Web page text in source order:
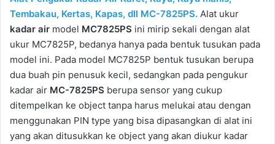
Tembakau, Kertas, Kapas, dll MC-7825PS. Alat ukur
kadar air model MC7825PS ini mirip sekali dengan alat
ukur MC7825P, bedanya hanya pada bentuk tusukan pada
model ini. Pada model MC7825P bentuk tusukan berupa
dua buah pin penusuk kecil, sedangkan pada pengukur
kadar air MC-7825PS berupa sensor yang cukup
ditempelkan ke object tanpa harus melukai atau dengan
menggunakan PIN type yang bisa dipasangkan di alat ini
yang akan ditusukkan ke object yang akan diukur kadar